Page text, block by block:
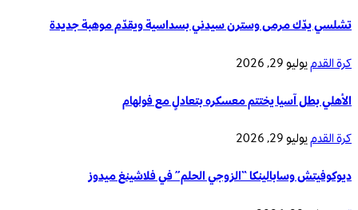
تشلسي يدّك مرمى وسترن سيدني بسداسية ويقدّم موهبة جديدة
كرة القدميوليو 29, 2026
الأهلي بطل آسيا يختتم معسكره بتعادلٍ مع فولهام
كرة القدميوليو 29, 2026
ديوكوفيتش وسابالينكا “الزوجي الحلم” في فلاشينغ ميدوز